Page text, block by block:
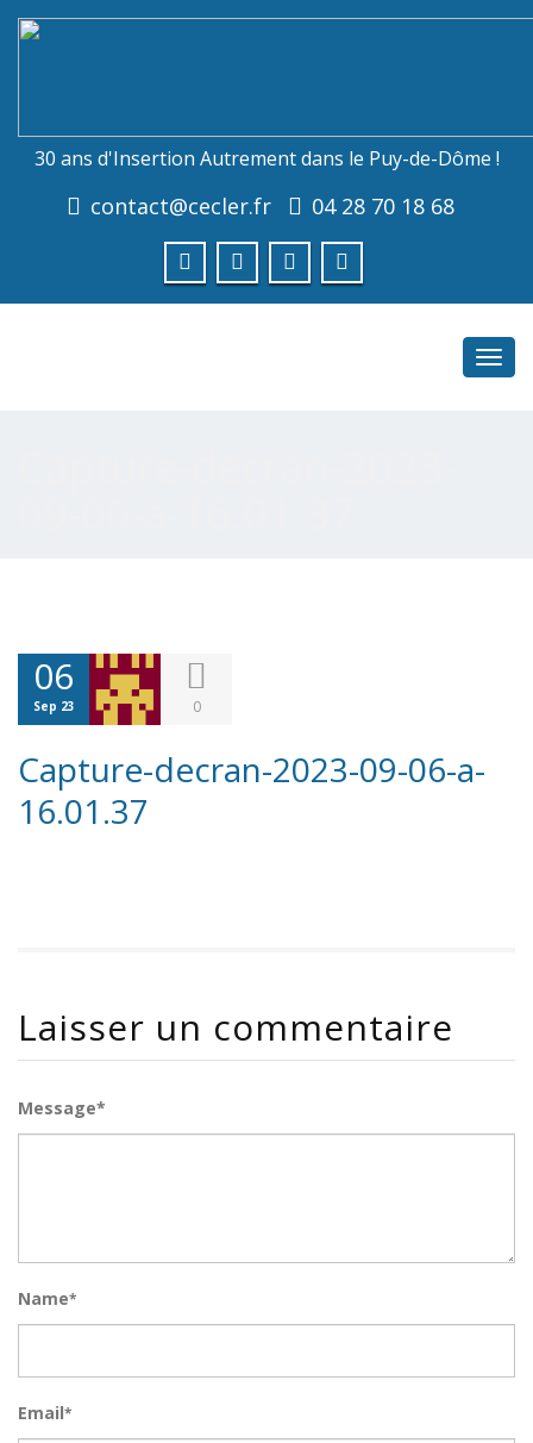
30 ans d'Insertion Autrement dans le Puy-de-Dôme !
contact@cecler.fr 04 28 70 18 68
06
Sep 23 0
Capture-decran-2023-09-06-a-
16.01.37
Laisser un commentaire
Message*
Name*
Email*